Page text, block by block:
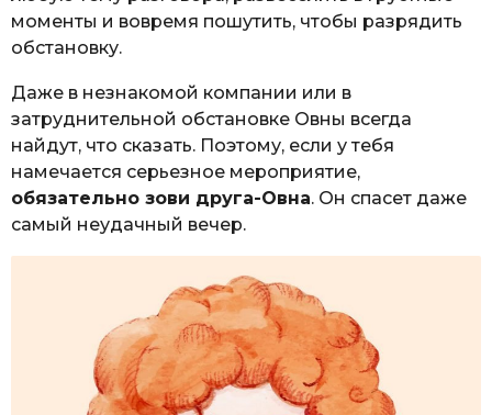
моменты и вовремя пошутить, чтобы разрядить
обстановку.
Даже в незнакомой компании или в
затруднительной обстановке Овны всегда
найдут, что сказать. Поэтому, если у тебя
намечается серьезное мероприятие,
обязательно зови друга-Овна. Он спасет даже
самый неудачный вечер.